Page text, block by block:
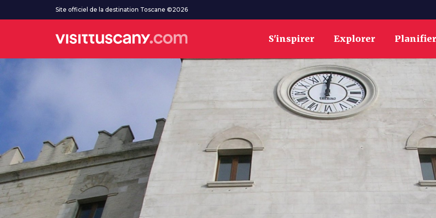
Aller au contenu principalSite officiel de la destination Toscane ©2026
S'inspirer Explorer Planifier